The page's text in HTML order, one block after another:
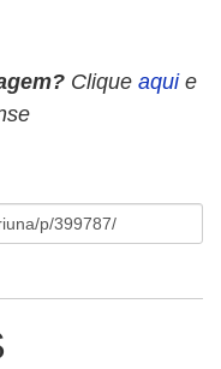
Clique aqui e